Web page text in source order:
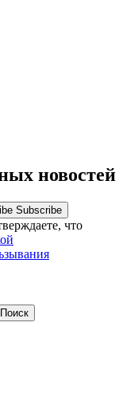
новостей
Subscribe
что
Поиск